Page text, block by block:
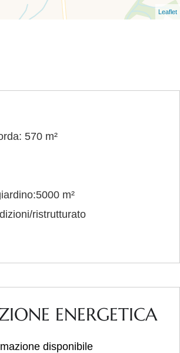
Leaflet
570 m²
m²
ristrutturato
ENERGETICA
disponibile